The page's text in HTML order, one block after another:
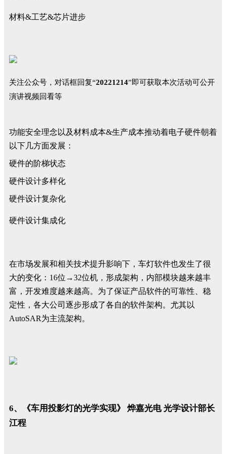
材料&工艺&芯片进步
关注公众号，对话框回复“20221214”即可获取本次活动可公开
演讲视频回看等
功能安全理念以及材料成本&生产成本推动着电子硬件朝着
以下几方面发展：
硬件的阶梯状态
硬件设计多样化
硬件设计复杂化
硬件设计集成化
在市场发展和相关技术提升影响下，车灯软件也发生了很
大的变化：16位→32位机，形成架构，内部模块越来越丰
富，开发难度越来越高。为了保证产品软件的可靠性、稳
定性，各大公司逐步形成了各自的软件架构。尤其以
AutoSAR为主流架构。
6、《车用投影灯的光学实现》 烨嘉光电 光学设计部长
江程